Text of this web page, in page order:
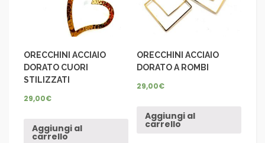
ORECCHINI ACCIAIO
DORATO CUORI
STILIZZATI
29,00€
Aggiungi al
carrello
ORECCHINI ACCIAIO
DORATO A ROMBI
29,00€
Aggiungi al
carrello